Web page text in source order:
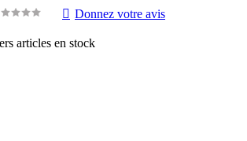
Donnez votre avis
articles en stock